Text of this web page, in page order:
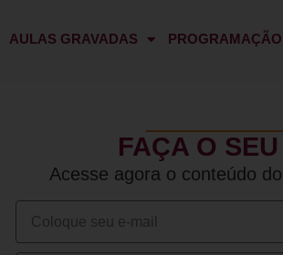
AULAS GRAVADAS PROGRAMAÇÃO
FAÇA O
Acesse agora o conteúdo